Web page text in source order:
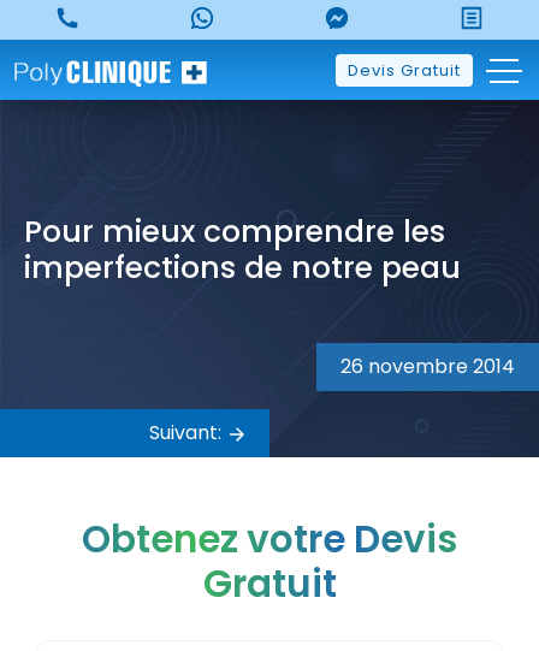
to
content
Devis Gratuit
Pour mieux comprendre les
imperfections de notre peau
26 novembre 2014
l’articleSuivant:
Obtenez votre Devis
Gratuit